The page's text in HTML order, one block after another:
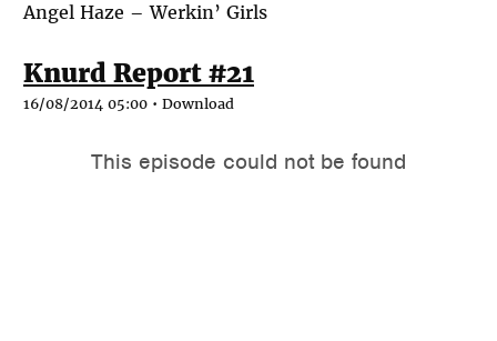
Angel Haze – Werkin’ Girls
Knurd Report #21
16/08/2014 05:00 • Download